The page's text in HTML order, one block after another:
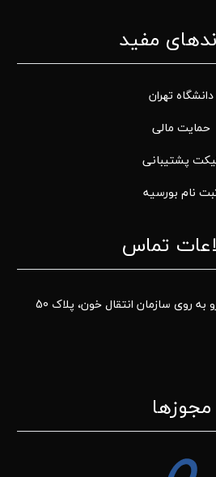
مفید
دانشگاه تهران
حمایت مالی
پشتیبانی
نام بورسیه
تماس
روی سازمان انتقال خون، پلاک 50
مجوزها